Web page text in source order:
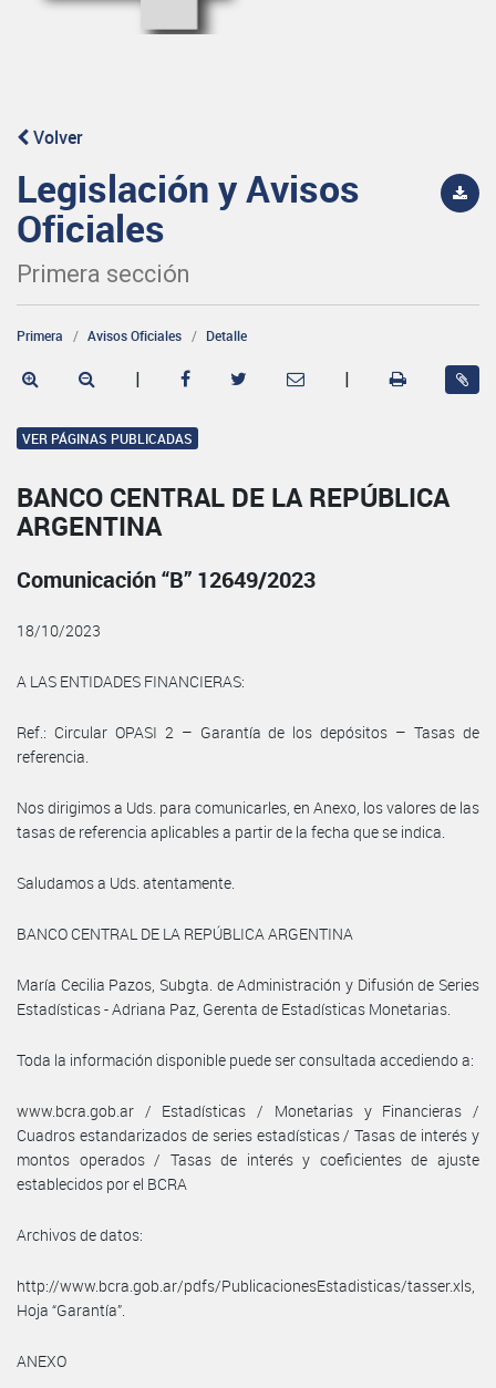
Volver
Legislación y Avisos
Oficiales
Primera sección
Primera Avisos Oficiales Detalle
| |
VER PÁGINAS PUBLICADAS
BANCO CENTRAL DE LA REPÚBLICA
ARGENTINA
Comunicación “B” 12649/2023
18/10/2023
A LAS ENTIDADES FINANCIERAS:
Ref.: Circular OPASI 2 – Garantía de los depósitos – Tasas de
referencia.
Nos dirigimos a Uds. para comunicarles, en Anexo, los valores de las
tasas de referencia aplicables a partir de la fecha que se indica.
Saludamos a Uds. atentamente.
BANCO CENTRAL DE LA REPÚBLICA ARGENTINA
María Cecilia Pazos, Subgta. de Administración y Difusión de Series
Estadísticas - Adriana Paz, Gerenta de Estadísticas Monetarias.
Toda la información disponible puede ser consultada accediendo a:
www.bcra.gob.ar / Estadísticas / Monetarias y Financieras /
Cuadros estandarizados de series estadísticas / Tasas de interés y
montos operados / Tasas de interés y coeficientes de ajuste
establecidos por el BCRA
Archivos de datos:
http://www.bcra.gob.ar/pdfs/PublicacionesEstadisticas/tasser.xls,
Hoja “Garantía”.
ANEXO